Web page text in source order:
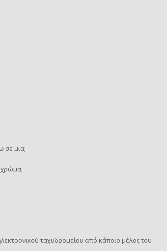
σε μια;
χρώμα;
ταχυδρομείου από κάποιο μέλος του